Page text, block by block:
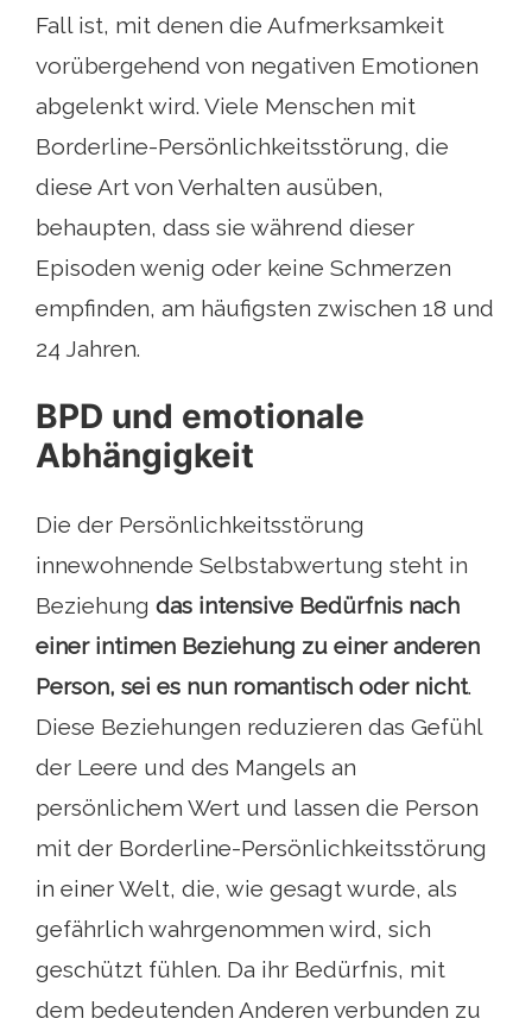
Fall ist, mit denen die Aufmerksamkeit
vorübergehend von negativen Emotionen
abgelenkt wird. Viele Menschen mit
Borderline-Persönlichkeitsstörung, die
diese Art von Verhalten ausüben,
behaupten, dass sie während dieser
Episoden wenig oder keine Schmerzen
empfinden, am häufigsten zwischen 18 und
24 Jahren.
BPD und emotionale
Abhängigkeit
Die der Persönlichkeitsstörung
innewohnende Selbstabwertung steht in
Beziehung das intensive Bedürfnis nach
einer intimen Beziehung zu einer anderen
Person, sei es nun romantisch oder nicht.
Diese Beziehungen reduzieren das Gefühl
der Leere und des Mangels an
persönlichem Wert und lassen die Person
mit der Borderline-Persönlichkeitsstörung
in einer Welt, die, wie gesagt wurde, als
gefährlich wahrgenommen wird, sich
geschützt fühlen. Da ihr Bedürfnis, mit
dem bedeutenden Anderen verbunden zu